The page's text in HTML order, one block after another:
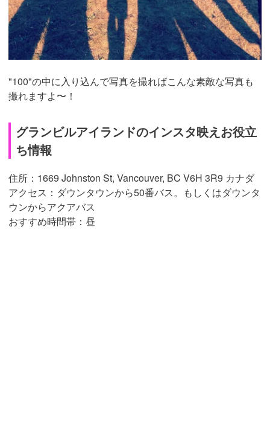
"100"の中に入り込んで写真を撮ればこんな素敵な写真も
撮れますよ〜！
グランビルアイランドのインスタ映えお役立
ち情報
住所：1669 Johnston St, Vancouver, BC V6H 3R9 カナダ
アクセス：ダウンタウンから50番バス。もしくはダウンタ
ウンからアクアバス
おすすめ時間帯：昼